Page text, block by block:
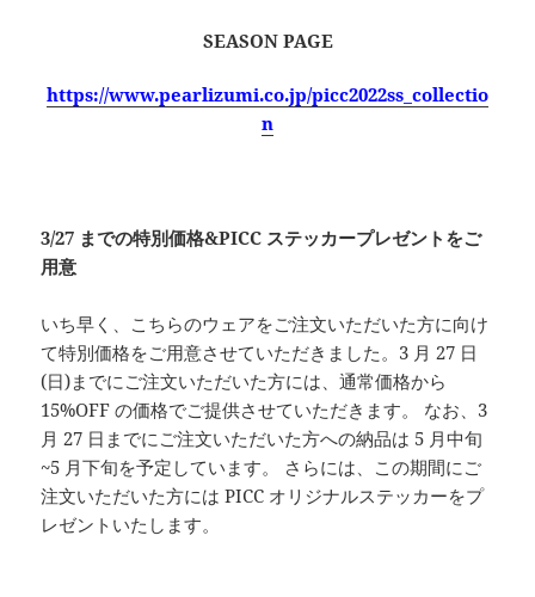
SEASON PAGE
https://www.pearlizumi.co.jp/picc2022ss_collectio
n
3/27 までの特別価格&PICC ステッカープレゼントをご
用意
いち早く、こちらのウェアをご注文いただいた方に向け
て特別価格をご用意させていただきました。3 月 27 日
(日)までにご注文いただいた方には、通常価格から
15%OFF の価格でご提供させていただきます。 なお、3
月 27 日までにご注文いただいた方への納品は 5 月中旬
~5 月下旬を予定しています。 さらには、この期間にご
注文いただいた方には PICC オリジナルステッカーをプ
レゼントいたします。